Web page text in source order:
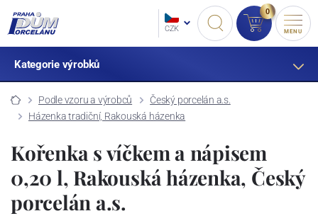
CZK
0
MENU
Kategorie výrobků
Podle vzoru a výrobců
Český porcelán a.s.
Házenka tradiční, Rakouská házenka
Kořenka s víčkem a nápisem
0,20 l, Rakouská házenka, Český
porcelán a.s.